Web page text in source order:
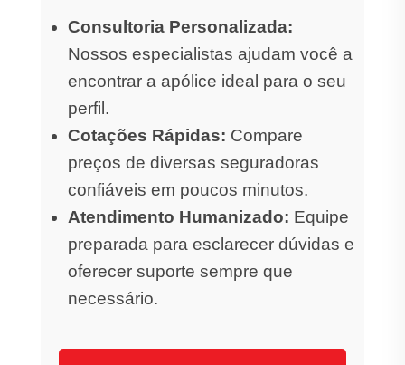
Consultoria Personalizada:
Nossos especialistas ajudam você a
encontrar a apólice ideal para o seu
perfil.
Cotações Rápidas: Compare
preços de diversas seguradoras
confiáveis em poucos minutos.
Atendimento Humanizado: Equipe
preparada para esclarecer dúvidas e
oferecer suporte sempre que
necessário.